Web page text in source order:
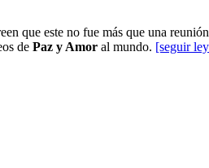
que este no fue más que una
de Paz y Amor al mundo. [seguir